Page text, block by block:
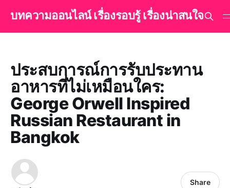
บทความออนไลน์ เรื่องรอบรู้ เรื่องน่าสนใจ
ประสบการณ์การรับประทาน
อาหารที่ไม่เหมือนใคร:
George Orwell Inspired
Russian Restaurant in
Bangkok
Share